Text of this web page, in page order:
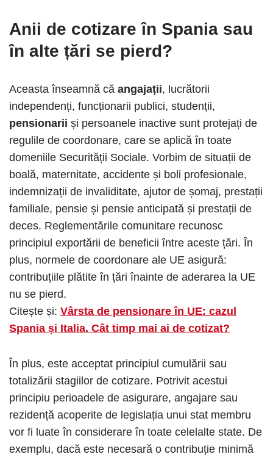
Anii de cotizare în Spania sau
în alte țări se pierd?
Aceasta înseamnă că angajații, lucrătorii
independenți, funcționarii publici, studenții,
pensionarii și persoanele inactive sunt protejați de
regulile de coordonare, care se aplică în toate
domeniile Securității Sociale. Vorbim de situații de
boală, maternitate, accidente și boli profesionale,
indemnizații de invaliditate, ajutor de șomaj, prestații
familiale, pensie și pensie anticipată și prestații de
deces. Reglementările comunitare recunosc
principiul exportării de beneficii între aceste țări. În
plus, normele de coordonare ale UE asigură:
contribuțiile plătite în țări înainte de aderarea la UE
nu se pierd.
Citește și: Vârsta de pensionare în UE: cazul
Spania și Italia. Cât timp mai ai de cotizat?
În plus, este acceptat principiul cumulării sau
totalizării stagiilor de cotizare. Potrivit acestui
principiu perioadele de asigurare, angajare sau
rezidență acoperite de legislația unui stat membru
vor fi luate în considerare în toate celelalte state. De
exemplu, dacă este necesară o contribuție minimă